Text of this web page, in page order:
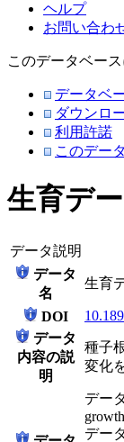
ヘルプ
お問い合わ
このデータベー
データベ
ダウンロ
利用許諾
このデー
生育デ
データ説明
データ
名
生育
DOI
データ
内容の説
明
種子
変化
デー
デー